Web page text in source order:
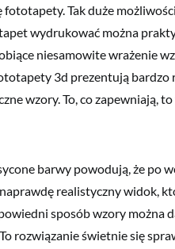
Tak duże
wydrukować można
niesamowite wrażenie
3d prezentują bardzo
wzory. To, co zapewniają,
barwy powodują, że po
realistyczny widok,
sposób wzory można
rozwiązanie świetnie się